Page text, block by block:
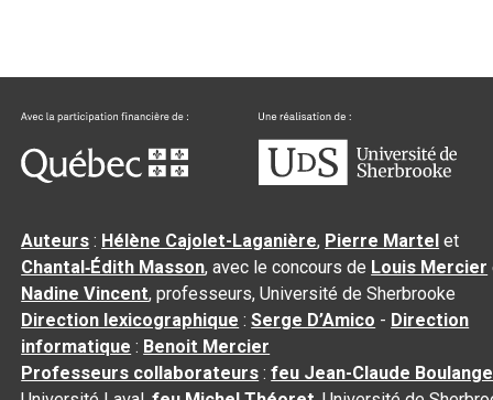
Auteurs : Hélène Cajolet-Laganière, Pierre Martel et
Chantal‑Édith Masson, avec le concours de Louis Mercier
Nadine Vincent, professeurs, Université de Sherbrooke
Direction lexicographique :Serge D’Amico - Direction
informatique : Benoit Mercier
Professeurs collaborateurs :feu Jean-Claude